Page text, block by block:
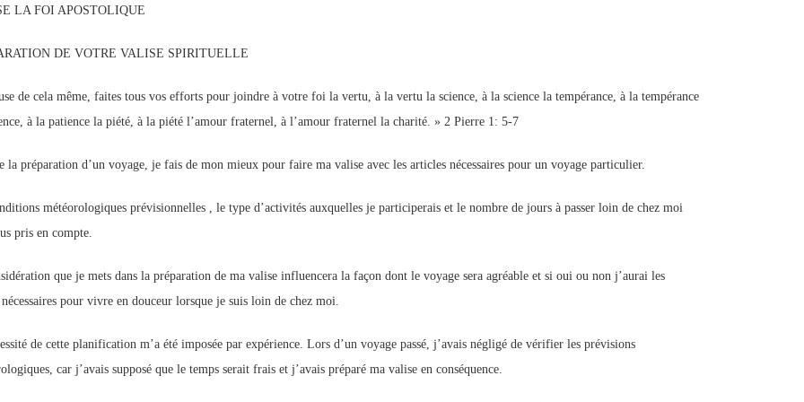
www.lafoiapostolique.org/wp-
lasse-rempli-de-tritesse.mp3
LA FOI APOSTOLIQUE
DE VOTRE VALISE SPIRITUELLE
de cela même, faites tous vos efforts pour joindre à votre foi la vertu, à la vertu la science, à la science la tempérance, à la tempérance
à la patience la piété, à la piété l’amour fraternel, à l’amour fraternel la charité. » 2 Pierre 1: 5-7
la préparation d’un voyage, je fais de mon mieux pour faire ma valise avec les articles nécessaires pour un voyage particulier.
météorologiques prévisionnelles , le type d’activités auxquelles je participerais et le nombre de jours à passer loin de chez moi
pris en compte.
que je mets dans la préparation de ma valise influencera la façon dont le voyage sera agréable et si oui ou non j’aurai les
nécessaires pour vivre en douceur lorsque je suis loin de chez moi.
de cette planification m’a été imposée par expérience. Lors d’un voyage passé, j’avais négligé de vérifier les prévisions
car j’avais supposé que le temps serait frais et j’avais préparé ma valise en conséquence.